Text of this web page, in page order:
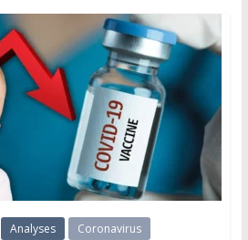
Analyses Coronavirus